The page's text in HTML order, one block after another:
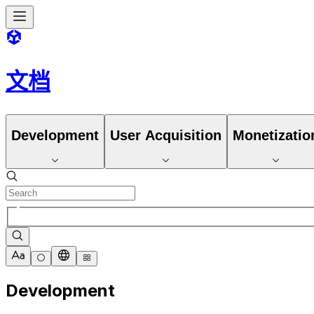
文档
Development User Acquisition
Development